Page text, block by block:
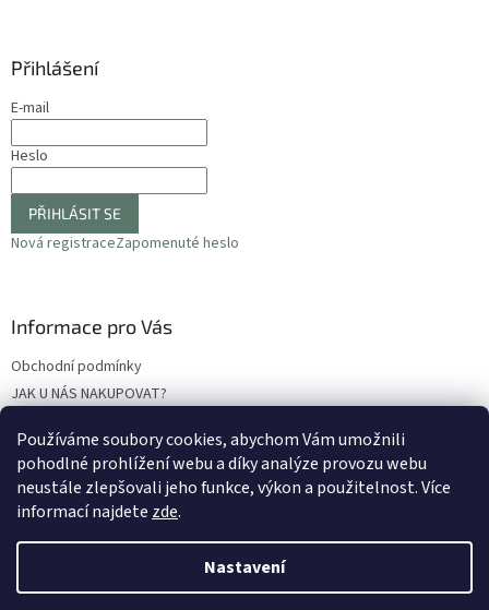
Používáme soubory cookies, abychom Vám umožnili
pohodlné prohlížení webu a díky analýze provozu webu
neustále zlepšovali jeho funkce, výkon a použitelnost. Více
informací najdete zde.
Nastavení
Přihlášení
E-mail
Heslo
PŘIHLÁSIT SE
Nová registraceZapomenuté heslo
Informace pro Vás
Obchodní podmínky
JAK U NÁS NAKUPOVAT?
Odstoupení od smlouvy
Reklamační protokol
Vytvořil Shoptet